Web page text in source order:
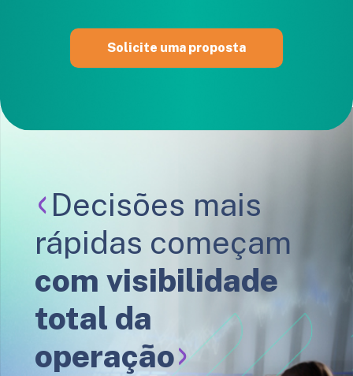
Solicite uma proposta
Decisões mais
rápidas começam
com visibilidade
total da
operação